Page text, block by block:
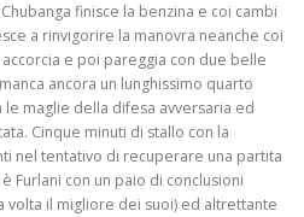
finisce la benzina e coi cambi
a rinvigorire la manovra neanche coi
e poi pareggia con due belle
ancora un lunghissimo quarto
le maglie della difesa avversaria ed
Cinque minuti di stallo con la
nel tentativo di recuperare una partita
Furlani con un paio di conclusioni
volta il migliore dei suoi) ed altrettante